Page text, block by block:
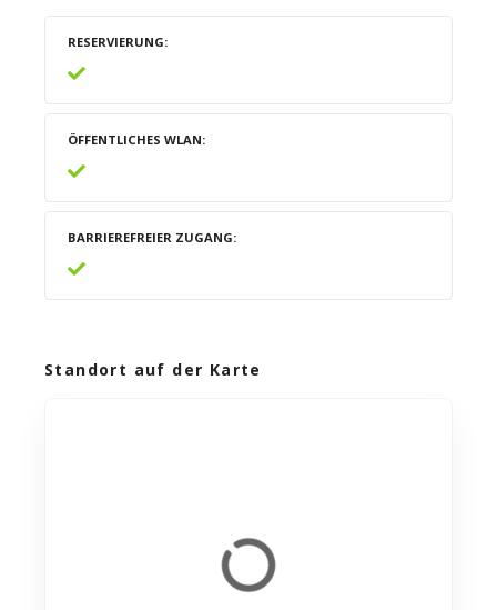
RESERVIERUNG
ÖFFENTLICHES WLAN
BARRIEREFREIER ZUGANG
Standort auf der Karte